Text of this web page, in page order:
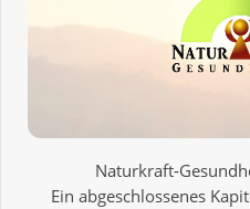
Ein abgeschlossenes